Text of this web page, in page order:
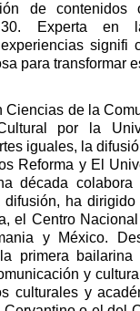
de contenidos
Experta en
signifi
para transformar
Ciencias de la
por la
iguales, la
Reforma y El
década
ha
el Centro
y México.
primera
y
culturales y